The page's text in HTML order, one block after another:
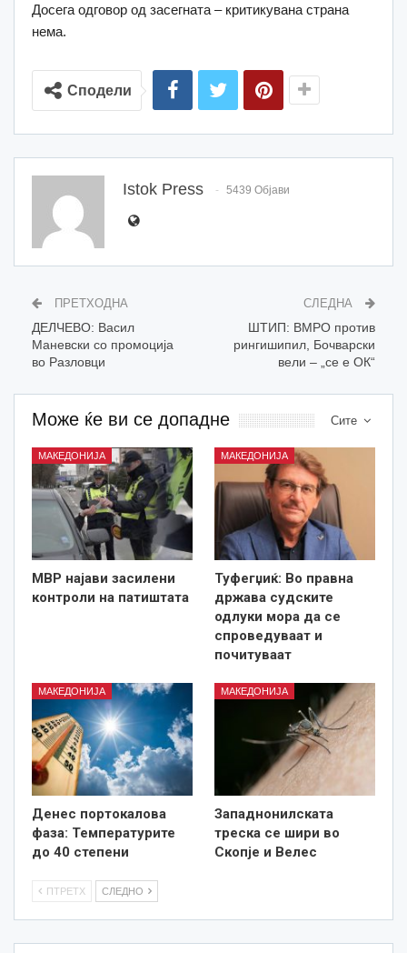
Досега одговор од засегната – критикувана страна
нема.
Сподели
Istok Press 5439 Објави
ПРЕТХОДНА
ДЕЛЧЕВО: Васил
Маневски со промоција
во Разловци
СЛЕДНА
ШТИП: ВМРО против
рингишипил, Бочварски
вели – „се е ОК“
Сите
Може ќе ви се допадне
МАКЕДОНИЈА
МВР најави засилени
контроли на патиштата
МАКЕДОНИЈА
Туфегџиќ: Во правна
држава судските
одлуки мора да се
спроведуваат и
почитуваат
МАКЕДОНИЈА
Денес портокалова
фаза: Температурите
до 40 степени
МАКЕДОНИЈА
Западнонилската
треска се шири во
Скопје и Велес
ПТРЕТХ СЛЕДНО